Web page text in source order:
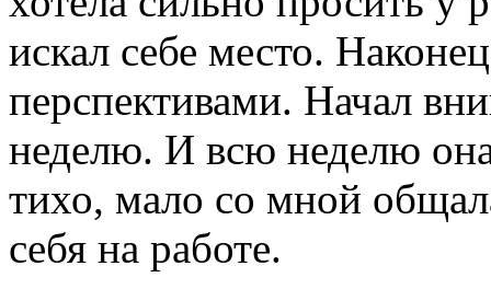
искал себе место.
перспективами. Начал
неделю. И всю неделю
тихо, мало со мной
себя на работе.